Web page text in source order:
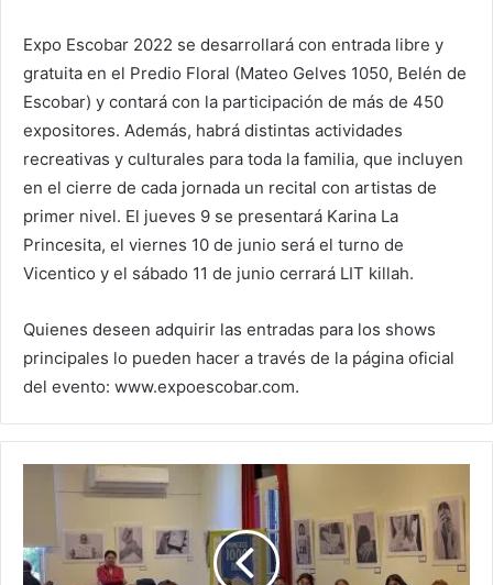
Expo Escobar 2022 se desarrollará con entrada libre y
gratuita en el Predio Floral (Mateo Gelves 1050, Belén de
Escobar) y contará con la participación de más de 450
expositores. Además, habrá distintas actividades
recreativas y culturales para toda la familia, que incluyen
en el cierre de cada jornada un recital con artistas de
primer nivel. El jueves 9 se presentará Karina La
Princesita, el viernes 10 de junio será el turno de
Vicentico y el sábado 11 de junio cerrará LIT killah.
Quienes deseen adquirir las entradas para los shows
principales lo pueden hacer a través de la página oficial
del evento: www.expoescobar.com.